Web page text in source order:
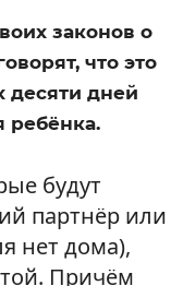
законов о
что это
десяти дней
ребёнка.
будут
партнёр или
нет дома),
Причём